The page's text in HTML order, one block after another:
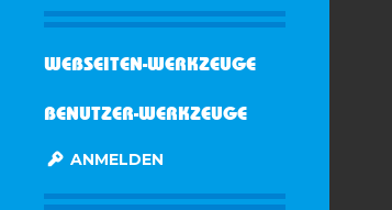
WEBSEITEN-WERKZEUGE
BENUTZER-WERKZEUGE
ANMELDEN